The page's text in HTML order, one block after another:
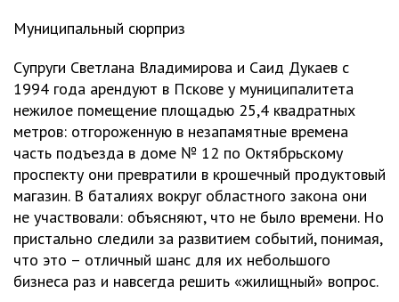
Муниципальный сюрприз
Супруги Светлана Владимирова и Саид Дукаев с
1994 года арендуют в Пскове у муниципалитета
нежилое помещение площадью 25,4 квадратных
метров: отгороженную в незапамятные времена
часть подъезда в доме № 12 по Октябрьскому
проспекту они превратили в крошечный продуктовый
магазин. В баталиях вокруг областного закона они
не участвовали: объясняют, что не было времени. Но
пристально следили за развитием событий, понимая,
что это – отличный шанс для их небольшого
бизнеса раз и навсегда решить «жилищный» вопрос.